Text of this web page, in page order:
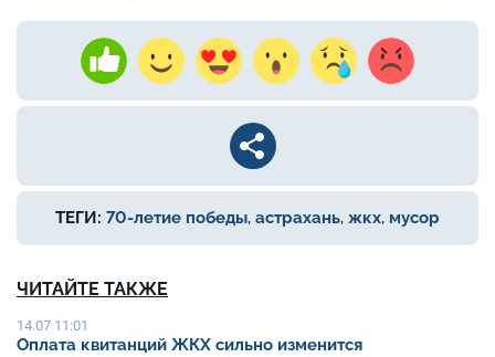
ТЕГИ: 70-летие победы, астрахань, жкх, мусор
ЧИТАЙТЕ ТАКЖЕ
14.07 11:01
Оплата квитанций ЖКХ сильно изменится